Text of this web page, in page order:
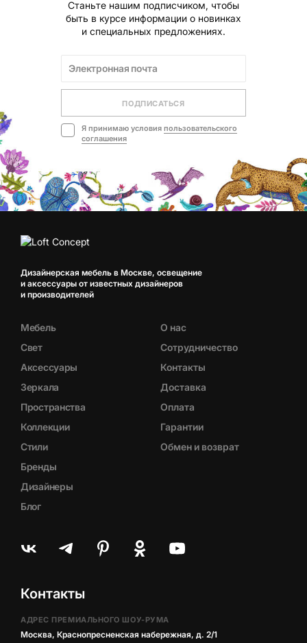
Станьте нашим подписчиком, чтобы
быть в курсе информации о новинках
и специальных предложениях.
ПОДПИСАТЬСЯ
Я принимаю условия пользовательского
соглашения
Дизайнерская мебель в Москве, освещение
и аксессуары от известных дизайнеров
и производителей
Мебель
Свет
Аксессуары
Зеркала
Пространства
Коллекции
Стили
Бренды
Дизайнеры
Блог
О нас
Сотрудничество
Контакты
Доставка
Оплата
Гарантии
Обмен и возврат
Контакты
АДРЕС ПРЕМИАЛЬНОГО ШОУ-РУМА
Москва, Краснопресненская набережная, д. 2/1